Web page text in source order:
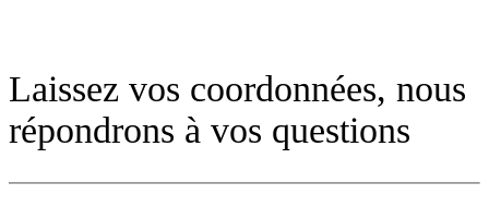
Laissez vos coordonnées, nous
répondrons à vos questions